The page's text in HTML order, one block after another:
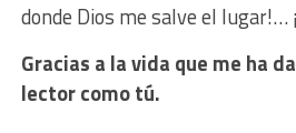
donde Dios me salve el lugar!…
Gracias a la vida que me ha
lector como tú.